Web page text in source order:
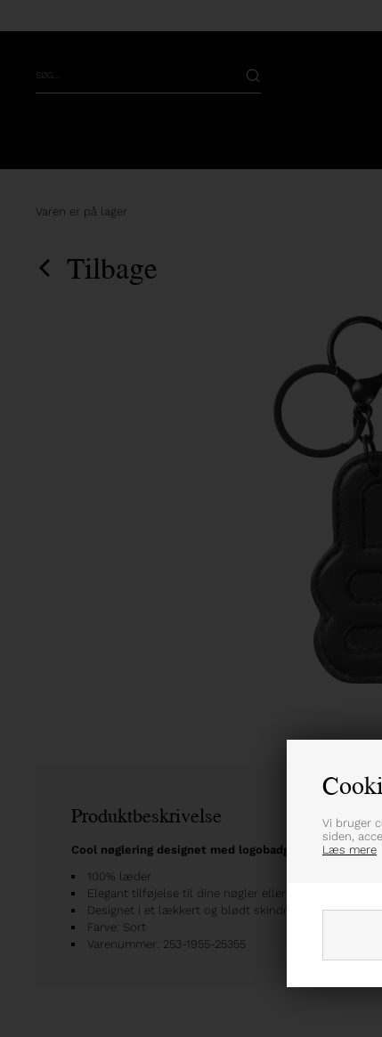
Vi bruger
siden,
Læs mere
Varen er på lager
Tilbage
Produktbeskrivelse
Cool nøglering designet med logobadge
100% læder
Elegant tilføjelse til dine nøgler eller taske
Designet i et lækkert og blødt skindmateriale
Farve: Sort
Varenummer: 253-1955-25355